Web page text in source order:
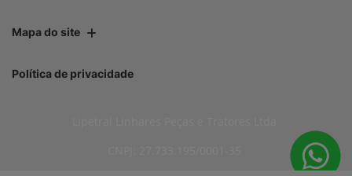
Mapa do site
Política de privacidade